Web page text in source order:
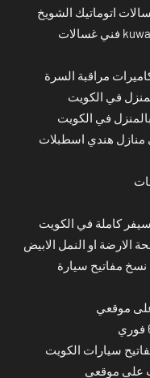
اتوماتيك الشويخ
صيانة غسالة ملابس النهضة kuwait repair فني غسالات
مراقبة السرة
في الكويت
في الكويت
منازل هندي اسطبلات
كاملة في الكويت
الارضة او النمل الابيض
نسخ مفاتيح سيارة
سيارات الكويت